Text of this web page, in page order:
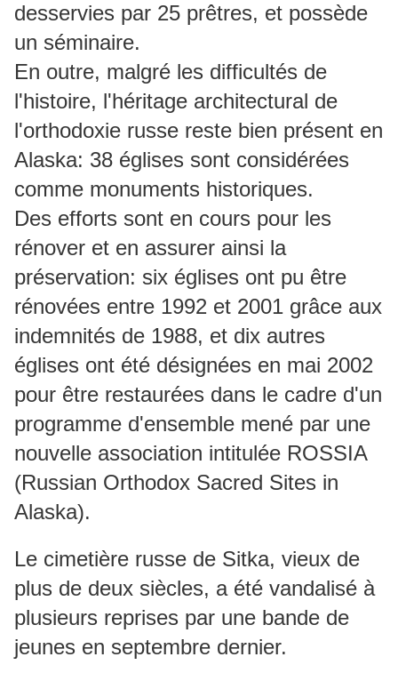
desservies par 25 prêtres, et possède
un séminaire.
En outre, malgré les difficultés de
l'histoire, l'héritage architectural de
l'orthodoxie russe reste bien présent en
Alaska: 38 églises sont considérées
comme monuments historiques.
Des efforts sont en cours pour les
rénover et en assurer ainsi la
préservation: six églises ont pu être
rénovées entre 1992 et 2001 grâce aux
indemnités de 1988, et dix autres
églises ont été désignées en mai 2002
pour être restaurées dans le cadre d'un
programme d'ensemble mené par une
nouvelle association intitulée ROSSIA
(Russian Orthodox Sacred Sites in
Alaska).
Le cimetière russe de Sitka, vieux de
plus de deux siècles, a été vandalisé à
plusieurs reprises par une bande de
jeunes en septembre dernier.